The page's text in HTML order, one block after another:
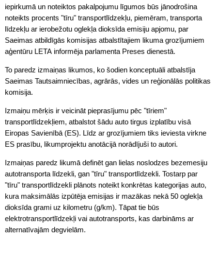
iepirkumā un noteiktos pakalpojumu līgumos būs jānodrošina
noteikts procents "tīru" transportlīdzekļu, piemēram, transporta
līdzekļu ar ierobežotu oglekļa dioksīda emisiju apjomu, par
Saeimas atbildīgās komisijas atbalstītajiem likuma grozījumiem
aģentūru LETA informēja parlamenta Preses dienestā.
To paredz izmaiņas likumos, ko šodien konceptuāli atbalstīja
Saeimas Tautsaimniecības, agrārās, vides un reģionālās politikas
komisija.
Izmaiņu mērķis ir veicināt pieprasījumu pēc "tīriem"
transportlīdzekļiem, atbalstot šādu auto tirgus izplatību visā
Eiropas Savienībā (ES). Līdz ar grozījumiem tiks ieviesta virkne
ES prasību, likumprojektu anotācijā norādījuši to autori.
Izmaiņas paredz likumā definēt gan lielas noslodzes bezemesiju
autotransporta līdzekli, gan "tīru" transportlīdzekli. Tostarp par
"tīru" transportlīdzekli plānots noteikt konkrētas kategorijas auto,
kura maksimālās izpūtēja emisijas ir mazākas nekā 50 oglekļa
dioksīda grami uz kilometru (g/km). Tāpat tie būs
elektrotransportlīdzekļi vai autotransports, kas darbināms ar
alternatīvajām degvielām.